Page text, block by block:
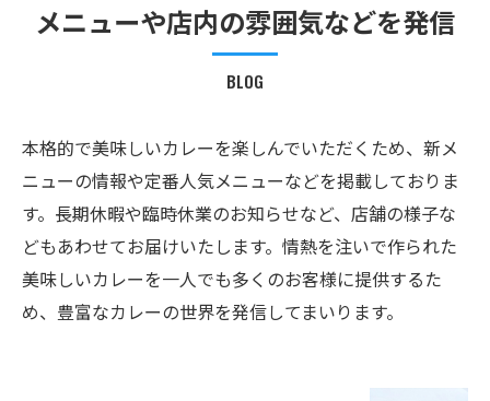
メニューや店内の雰囲気などを発信
BLOG
本格的で美味しいカレーを楽しんでいただくため、新メ
ニューの情報や定番人気メニューなどを掲載しておりま
す。長期休暇や臨時休業のお知らせなど、店舗の様子な
どもあわせてお届けいたします。情熱を注いで作られた
美味しいカレーを一人でも多くのお客様に提供するた
め、豊富なカレーの世界を発信してまいります。